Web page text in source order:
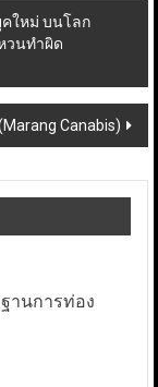
ใหม่ บนโลก
วนทำผิด
Canabis)
านการท่อง